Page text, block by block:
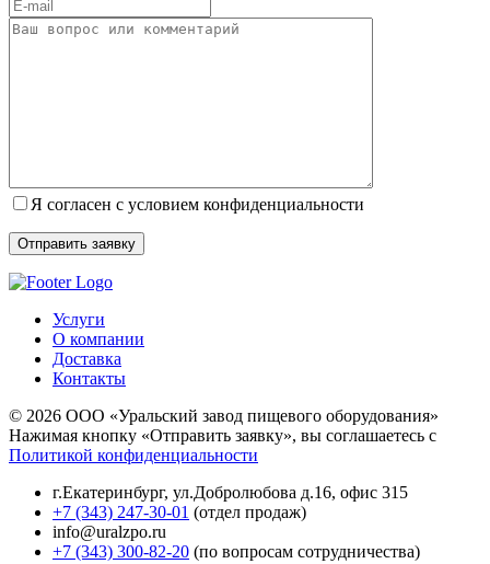
Я согласен с условием конфиденциальности
Услуги
О компании
Доставка
Контакты
© 2026 ООО «Уральский завод пищевого оборудования»
Нажимая кнопку «Отправить заявку», вы соглашаетесь с
Политикой конфиденциальности
г.Екатеринбург, ул.Добролюбова д.16, офис 315
+7 (343) 247-30-01 (отдел продаж)
info@uralzpo.ru
+7 (343) 300-82-20 (по вопросам сотрудничества)